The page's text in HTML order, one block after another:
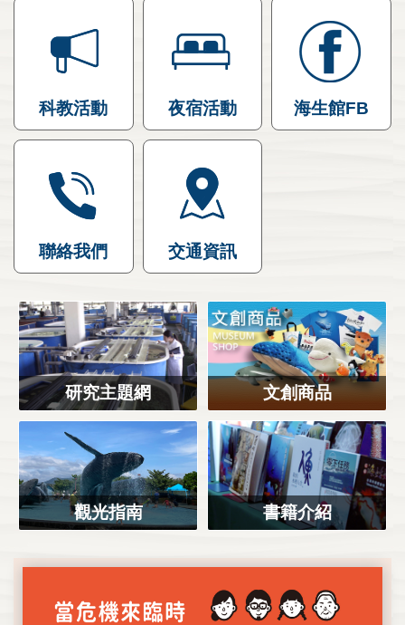
科教活動 夜宿活動 海生館FB
聯絡我們 交通資訊
研究主題網 文創商品
觀光指南 書籍介紹